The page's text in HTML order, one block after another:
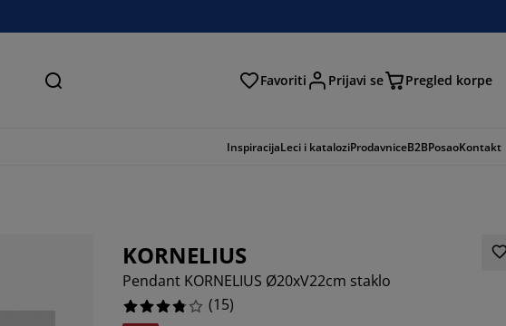
Pretraga Favoriti Prijavi se Pregled korpe
InspiracijaLeci i kataloziProdavniceB2BPosaoKontakt
KORNELIUS
Pendant KORNELIUS Ø20xV22cm staklo
(15)